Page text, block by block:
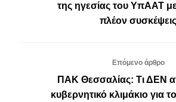
της ηγεσίας του ΥπΑΑΤ με
πλέον συσκέψεις
Επόμενο άρθρο
ΠΑΚ Θεσσαλίας: Τι ΔΕΝ
κυβερνητικό κλιμάκιο για